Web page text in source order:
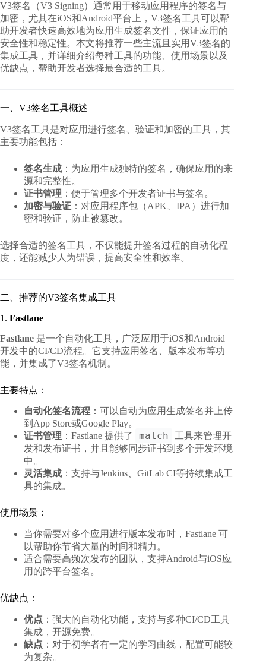
V3签名（V3 Signing）通常用于移动应用程序的签名与
加密，尤其在iOS和Android平台上，V3签名工具可以帮
助开发者快速高效地为应用生成签名文件，保证应用的
安全性和稳定性。本文将推荐一些主流且实用V3签名的
集成工具 ，并详细介绍每种工具的功能、使用场景以及
优缺点，帮助开发者选择最合适的工具。
一、V3签名工具概述
V3签名工具是对应用进行签名、验证和加密的工具，其
主要功能包括：
签名生成 ：为应用生成独特的签名，确保应用的来
源和完整性。
证书管理 ：便于管理多个开发者证书与签名。
加密与验证 ：对应用程序包（APK、IPA）进行加
密和验证，防止被篡改。
选择合适的签名工具，不仅能提升签名过程的自动化程
度，还能减少人为错误，提高安全性和效率。
二、推荐的V3签名集成工具
1. Fastlane
Fastlane 是一个自动化工具，广泛应用于iOS和Android
开发中的CI/CD流程。它支持应用签名、版本发布等功
能，并集成了V3签名机制。
主要特点：
自动化签名流程 ：可以自动为应用生成签名并上传
到App Store或Google Play。
证书管理 ：Fastlane 提供了 match
工具来管理开
发和发布证书，并且能够同步证书到多个开发环境
中。
灵活集成 ：支持与Jenkins、GitLab CI等持续集成工
具的集成。
使用场景：
当你需要对多个应用进行版本发布时，Fastlane 可
以帮助你节省大量的时间和精力。
适合需要高频次发布的团队，支持Android与iOS应
用的跨平台签名。
优缺点：
优点 ：强大的自动化功能，支持与多种CI/CD工具
集成，开源免费。
缺点 ：对于初学者有一定的学习曲线，配置可能较
为复杂。